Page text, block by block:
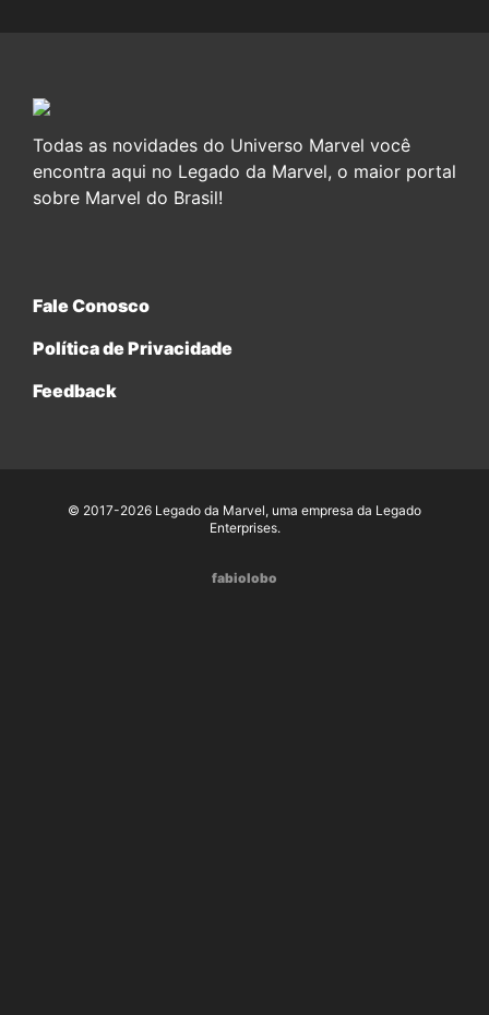
Todas as novidades do Universo Marvel você
encontra aqui no Legado da Marvel, o maior portal
sobre Marvel do Brasil!
Fale Conosco
Política de Privacidade
Feedback
© 2017-2026 Legado da Marvel, uma empresa da Legado
Enterprises.
fabiolobo